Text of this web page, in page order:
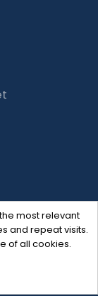
most relevant
and repeat visits.
of all cookies.